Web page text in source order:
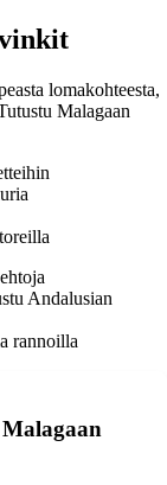
lomakohteesta,
Malagaan
Andalusian
rannoilla